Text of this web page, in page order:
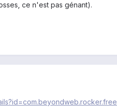
ce n'est pas génant).